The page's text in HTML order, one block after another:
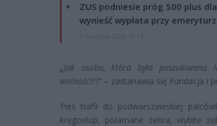
ZUS podniesie próg 500 plus
wynieść wypłata przy
„Jak osoba, która była poszukiwana
wolność?!?”– zastanawia się Fundacja i
Pies trafił do podwarszawskiej
kręgosłup, połamane żebra, wybite